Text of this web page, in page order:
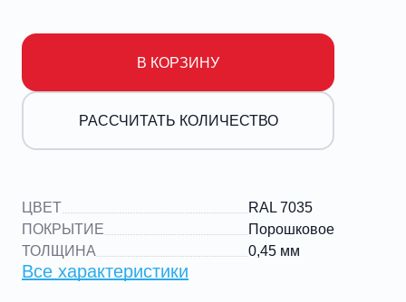
В КОРЗИНУ
РАССЧИТАТЬ КОЛИЧЕСТВО
ЦВЕТ
ПОКРЫТИЕ
ТОЛЩИНА
RAL 7035
Порошковое
0,45 мм
Все характеристики